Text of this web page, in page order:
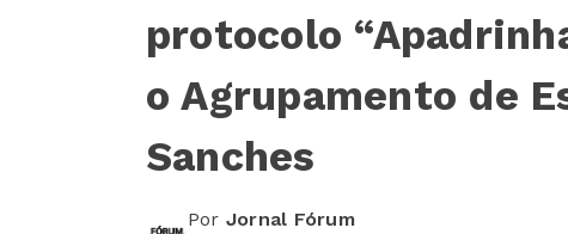
protocolo
o Agrupamento de
Sanches
Por Jornal Fórum